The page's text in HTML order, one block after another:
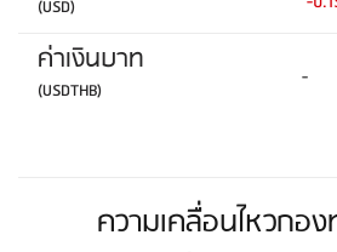
(USD)
ค่าเงินบาท
(USDTHB) -
ความเคลื่อนไหวกอ